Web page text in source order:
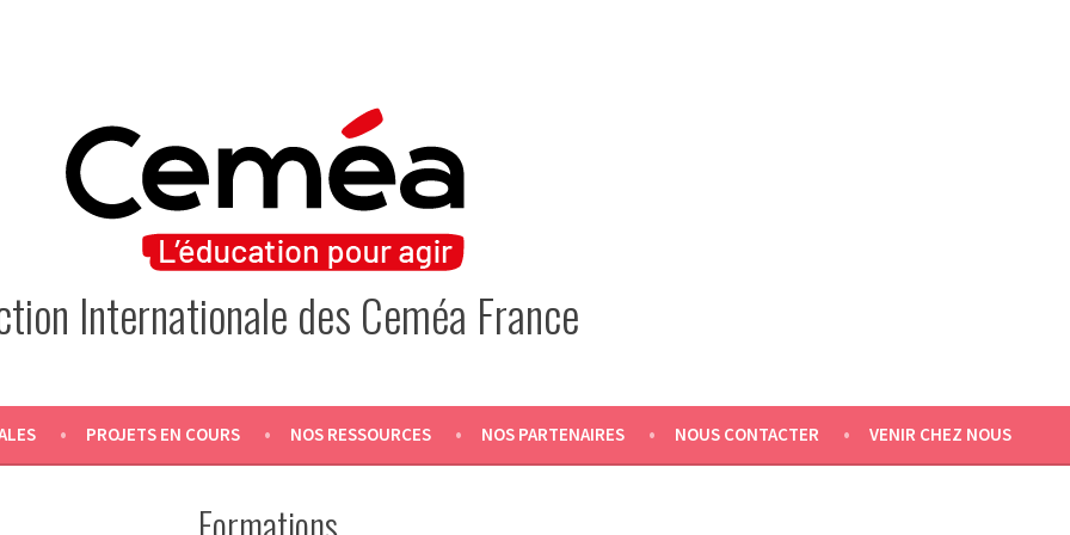
Internationale des Ceméa France
PROJETS EN COURS NOS RESSOURCES NOS PARTENAIRES NOUS CONTACTER VENIR CHEZ NOUS